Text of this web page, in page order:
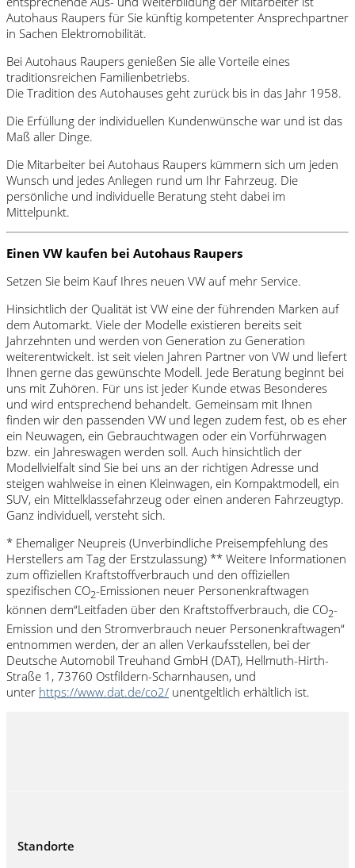
Autohaus Raupers für Sie künftig kompetenter Ansprechpartner
in Sachen Elektromobilität.
Bei Autohaus Raupers genießen Sie alle Vorteile eines
traditionsreichen Familienbetriebs.
Die Tradition des Autohauses geht zurück bis in das Jahr 1958.
Die Erfüllung der individuellen Kundenwünsche war und ist das
Maß aller Dinge.
Die Mitarbeiter bei Autohaus Raupers kümmern sich um jeden
Wunsch und jedes Anliegen rund um Ihr Fahrzeug. Die
persönliche und individuelle Beratung steht dabei im
Mittelpunkt.
Einen VW kaufen bei Autohaus Raupers
Setzen Sie beim Kauf Ihres neuen VW auf mehr Service.
Hinsichtlich der Qualität ist VW eine der führenden Marken auf
dem Automarkt. Viele der Modelle existieren bereits seit
Jahrzehnten und werden von Generation zu Generation
weiterentwickelt. ist seit vielen Jahren Partner von VW und liefert
Ihnen gerne das gewünschte Modell. Jede Beratung beginnt bei
uns mit Zuhören. Für uns ist jeder Kunde etwas Besonderes
und wird entsprechend behandelt. Gemeinsam mit Ihnen
finden wir den passenden VW und legen zudem fest, ob es eher
ein Neuwagen, ein Gebrauchtwagen oder ein Vorführwagen
bzw. ein Jahreswagen werden soll. Auch hinsichtlich der
Modellvielfalt sind Sie bei uns an der richtigen Adresse und
steigen wahlweise in einen Kleinwagen, ein Kompaktmodell, ein
SUV, ein Mittelklassefahrzeug oder einen anderen Fahrzeugtyp.
Ganz individuell, versteht sich.
* Ehemaliger Neupreis (Unverbindliche Preisempfehlung des
Herstellers am Tag der Erstzulassung) ** Weitere Informationen
zum offiziellen Kraftstoffverbrauch und den offiziellen
spezifischen CO2-Emissionen neuer Personenkraftwagen
können dem“Leitfaden über den Kraftstoffverbrauch, die CO2-
Emission und den Stromverbrauch neuer Personenkraftwagen“
entnommen werden, der an allen Verkaufsstellen, bei der
Deutsche Automobil Treuhand GmbH (DAT), Hellmuth-Hirth-
Straße 1, 73760 Ostfildern-Scharnhausen, und
unter https://www.dat.de/co2/ unentgeltlich erhältlich ist.
Standorte